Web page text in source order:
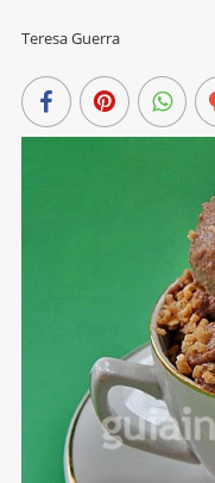
Teresa Guerra